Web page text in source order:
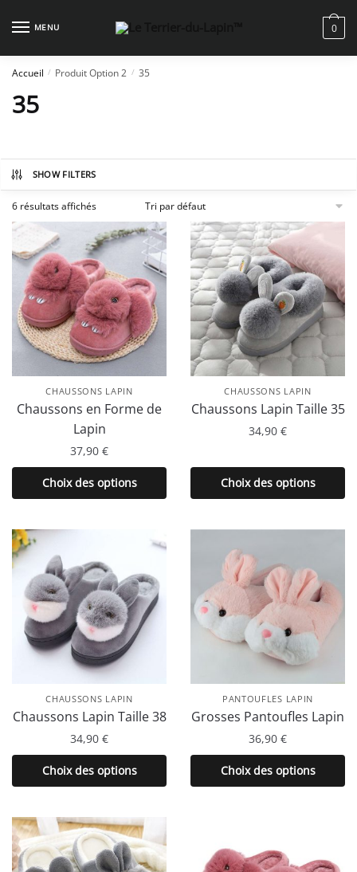
MENU 0
Accueil / Produit Option 2 / 35
35
SHOW FILTERS
6 résultats affichés
CHAUSSONS LAPIN
Chaussons en Forme de
Lapin
37,90 €
Choix des options
Ce
produit
Les
options
peuvent
être
choisies
sur
la
page
du
produit
CHAUSSONS LAPIN
Chaussons Lapin Taille 35
34,90 €
Choix des options
produit
a
options
peuvent
choisies
sur
la
page
du
produit
CHAUSSONS LAPIN
Chaussons Lapin Taille 38
34,90 €
Choix des options
Ce
produit
plusieurs
variations.
Les
PANTOUFLES LAPIN
Grosses Pantoufles Lapin
36,90 €
Choix des options
Ce
produit
Les